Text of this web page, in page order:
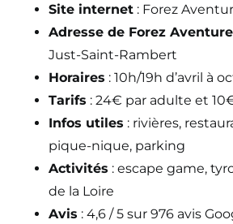
Site internet : Forez
Adresse de Forez
Just-Saint-Rambert
Horaires : 10h/19h d’avril à
Tarifs : 24€ par adulte et
Infos utiles : rivières,
pique-nique, parking
Activités : escape game,
de la Loire
Avis : 4,6 / 5 sur 976 avis